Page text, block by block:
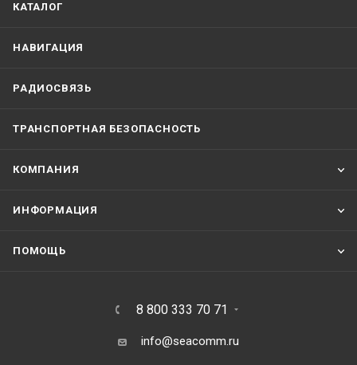
КАТАЛОГ
НАВИГАЦИЯ
РАДИОСВЯЗЬ
ТРАНСПОРТНАЯ БЕЗОПАСНОСТЬ
КОМПАНИЯ
ИНФОРМАЦИЯ
ПОМОЩЬ
8 800 333 70 71
info@seacomm.ru